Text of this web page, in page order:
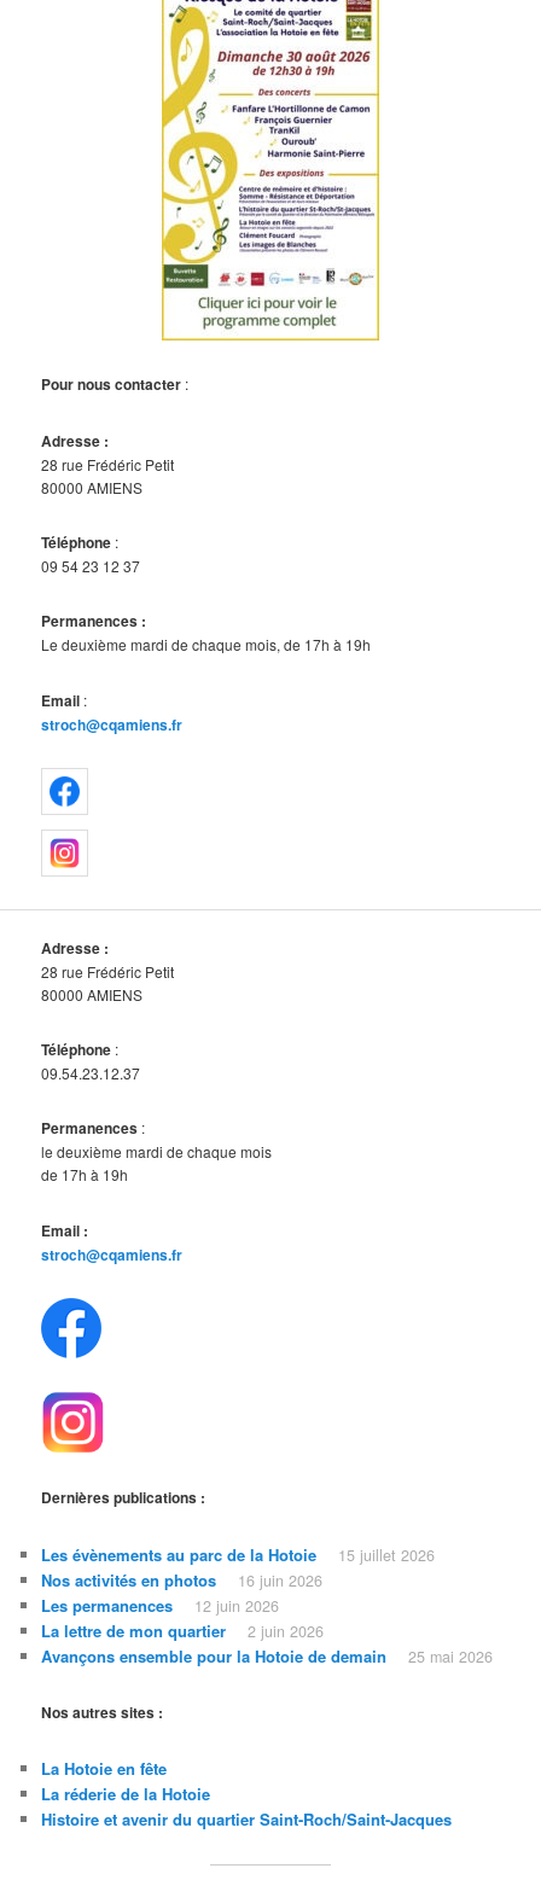
Pour nous contacter :
Adresse :
28 rue Frédéric Petit
80000 AMIENS
Téléphone :
09 54 23 12 37
Permanences :
Le deuxième mardi de chaque mois, de 17h à 19h
Email :
stroch@cqamiens.fr
Adresse :
28 rue Frédéric Petit
80000 AMIENS
Téléphone :
09.54.23.12.37
Permanences :
le deuxième mardi de chaque mois
de 17h à 19h
Email :
stroch@cqamiens.fr
Dernières publications :
Les évènements au parc de la Hotoie 15 juillet 2026
Nos activités en photos 16 juin 2026
Les permanences 12 juin 2026
La lettre de mon quartier 2 juin 2026
Avançons ensemble pour la Hotoie de demain 25 mai 2026
Nos autres sites :
La Hotoie en fête
La réderie de la Hotoie
Histoire et avenir du quartier Saint-Roch/Saint-Jacques